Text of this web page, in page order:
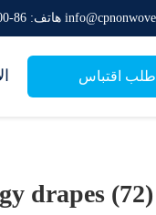
هاتف: 86-13965027700
اطلب اقتباس
drapes (72)